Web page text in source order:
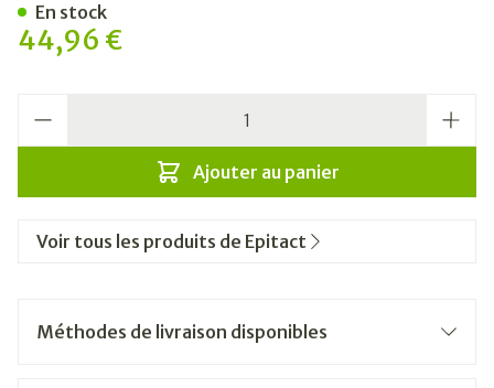
44,96 €
Ajouter au panier
En stock
Voir tous les produits de Epitact
Méthodes de livraison disponibles